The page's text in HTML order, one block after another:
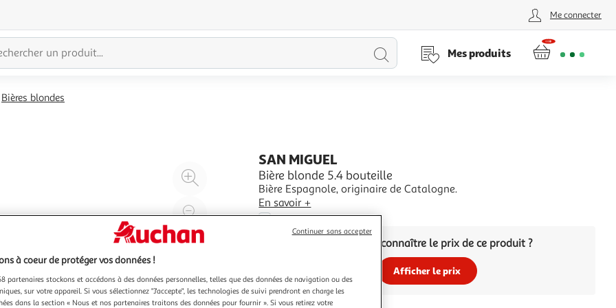
Me connecter
Lancer
Mes produits
Bières blondes
Agrandir
l'illustration
à
200%
Réduire
l'illustration
à
%
Partager
produit
SAN MIGUEL
Bière blonde 5.4 bouteille
Bière Espagnole, originaire de Catalogne.
En savoir +
Vous voulez connaître le prix de ce produit ?
Afficher le prix
à coeur de protéger vos données !
partenaires stockons et accédons à des données personnelles, telles que des données de navigation ou des
sur votre appareil. Si vous sélectionnez "J'accepte", les technologies de suivi prendront en charge les
dans la section « Nous et nos partenaires traitons des données pour fournir ». Si vous retirez votre
Continuer sans accepter